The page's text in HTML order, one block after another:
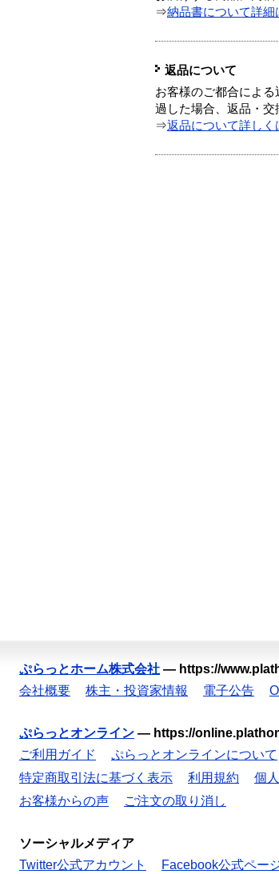
⇒納品書について詳細
返品について
お客様のご都合によ
過した場合、返品・交
⇒返品について詳しく
ぷらっとホーム株式会社 — https://
会社概要
株主・投資家情報 電子公告
ぷらっとオンライン — https://
ご利用ガイド
ぷらっとオンラインについて
特定商取引法に基づく表示
利用規約 個
お客様からの声
ご注文の取り消し
ソーシャルメディア
Twitter公式アカウント
Facebook公式ペー